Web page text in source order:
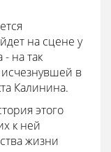
на сцене у
на так
в
Калинина.
этого
к ней
жизни